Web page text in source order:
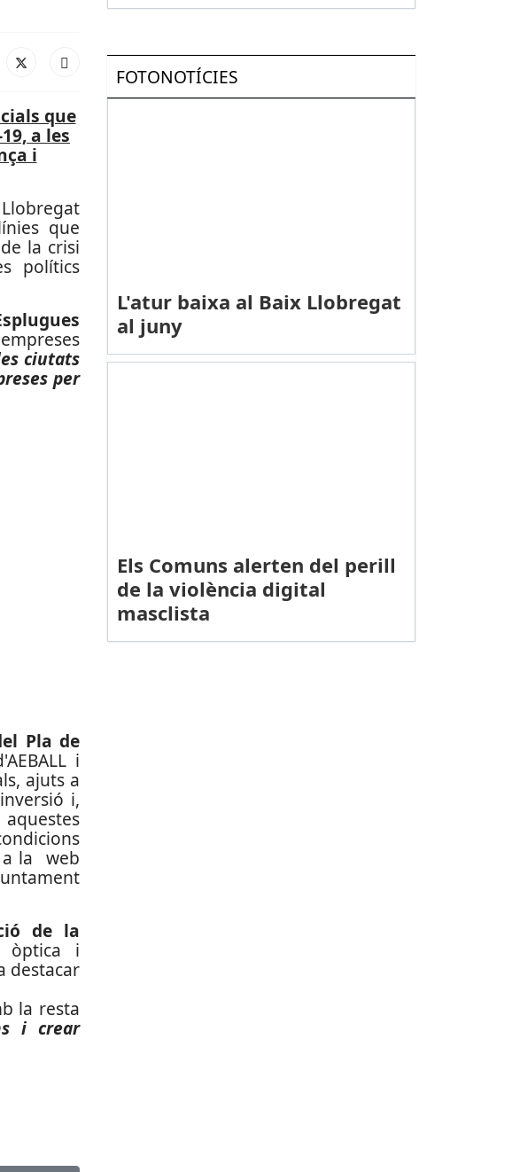
que
a les
i
que
la crisi
polítics
ciutats
per
Pla de
i
ajuts a
i,
a la web
de la
òptica i
destacar
la resta
i crear
FOTONOTÍCIES
L'atur baixa al Baix Llobregat
al juny
Els Comuns alerten del perill
de la violència digital
masclista